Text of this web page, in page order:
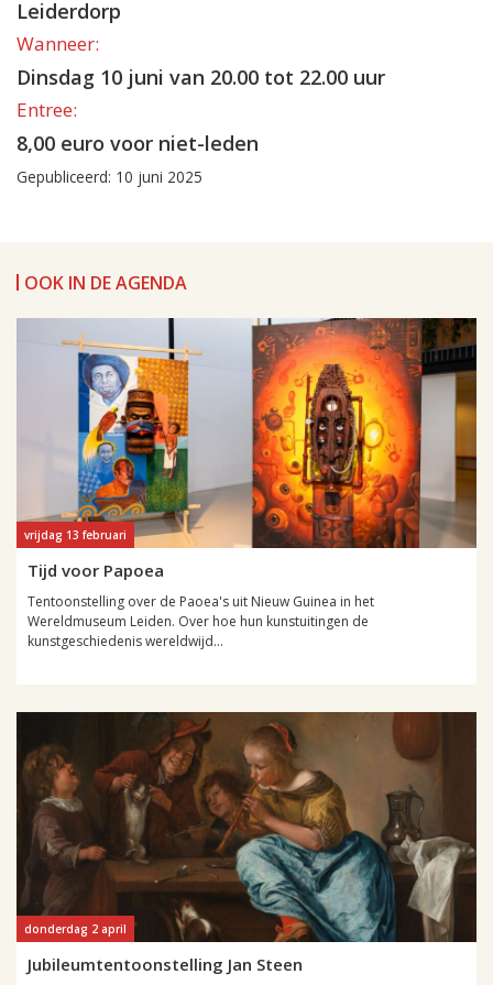
Leiderdorp
Wanneer:
Dinsdag 10 juni van 20.00 tot 22.00 uur
Entree:
8,00 euro voor niet-leden
Gepubliceerd: 10 juni 2025
OOK IN DE AGENDA
vrijdag 13 februari
Tijd voor Papoea
Tentoonstelling over de Paoea's uit Nieuw Guinea in het
Wereldmuseum Leiden. Over hoe hun kunstuitingen de
kunstgeschiedenis wereldwijd...
donderdag 2 april
Jubileumtentoonstelling Jan Steen